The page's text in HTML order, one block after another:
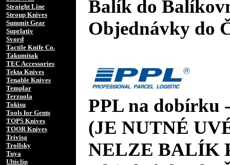
Straight Line
Stroup Knives
Summit Gear
Suprlativ
Svord
Tactile Knife Co.
Takumitak
TEC Accessories
Tekta Knives
Tenable Knives
Templar
Terzuola
Tokisu
Tools for Gents
TOPS Knives
TOOR Knives
Trivisa
Trollsky
Tuya
Ulticlip
Balík do
Objednávky do
PPL na dobírku
(JE NUTNÉ
NELZE BALÍK